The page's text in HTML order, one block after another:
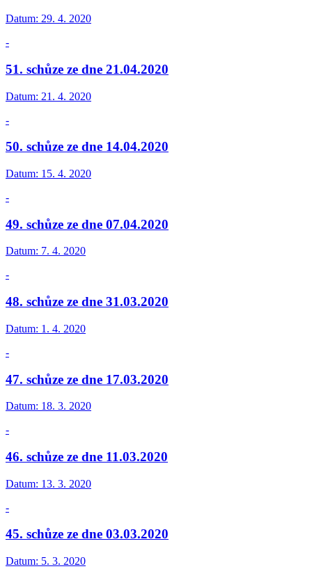
Datum: 29. 4. 2020
-
51. schůze ze dne 21.04.2020
Datum: 21. 4. 2020
-
50. schůze ze dne 14.04.2020
Datum: 15. 4. 2020
-
49. schůze ze dne 07.04.2020
Datum: 7. 4. 2020
-
48. schůze ze dne 31.03.2020
Datum: 1. 4. 2020
-
47. schůze ze dne 17.03.2020
Datum: 18. 3. 2020
-
46. schůze ze dne 11.03.2020
Datum: 13. 3. 2020
-
45. schůze ze dne 03.03.2020
Datum: 5. 3. 2020